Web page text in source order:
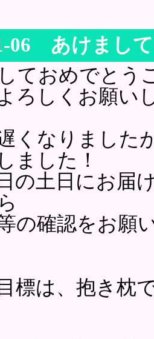
06 あけまし
ておめでとう
ろしくお願い
くなりました
ました！
の土日にお届
の確認をお願
標は、抱き枕